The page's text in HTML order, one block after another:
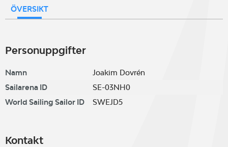
ÖVERSIKT
Personuppgifter
Namn
Joakim Dovrén
Sailarena ID
SE-03NH0
World Sailing Sailor ID
SWEJD5
Kontakt